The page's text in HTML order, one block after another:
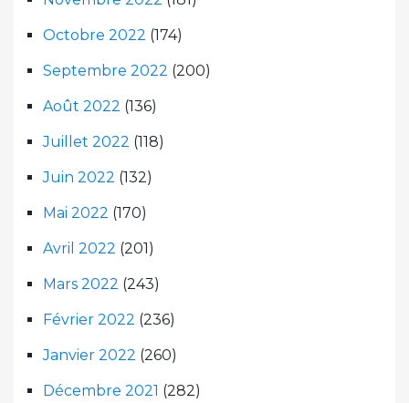
Octobre 2022 (174)
Septembre 2022 (200)
Août 2022 (136)
Juillet 2022 (118)
Juin 2022 (132)
Mai 2022 (170)
Avril 2022 (201)
Mars 2022 (243)
Février 2022 (236)
Janvier 2022 (260)
Décembre 2021 (282)